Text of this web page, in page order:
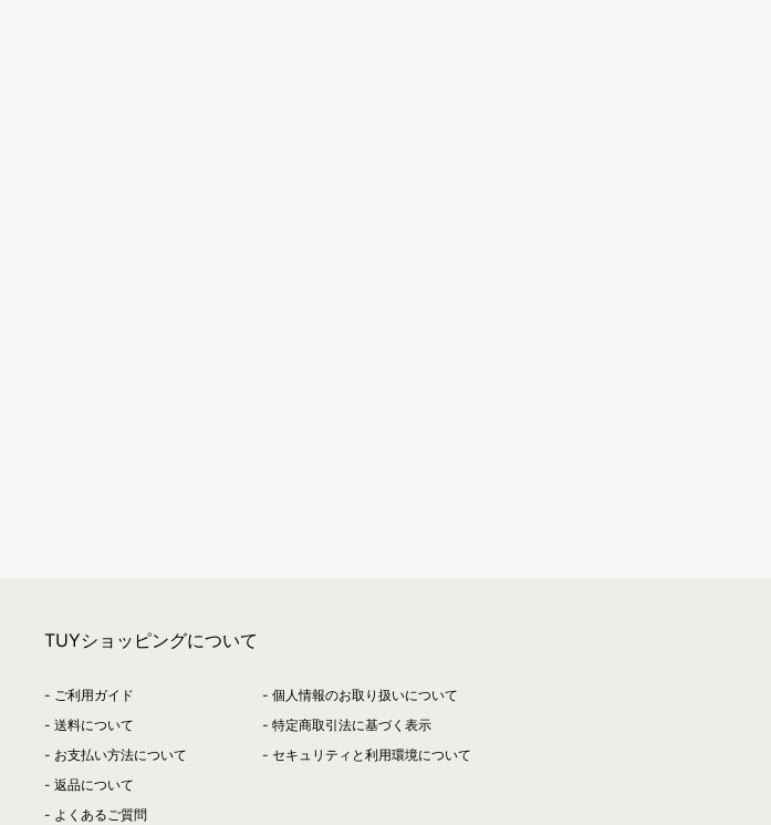
TUYショッピングについて
ご利用ガイド
送料について
お支払い方法について
返品について
よくあるご質問
個人情報のお取り扱いについて
特定商取引法に基づく表示
セキュリティと利用環境について